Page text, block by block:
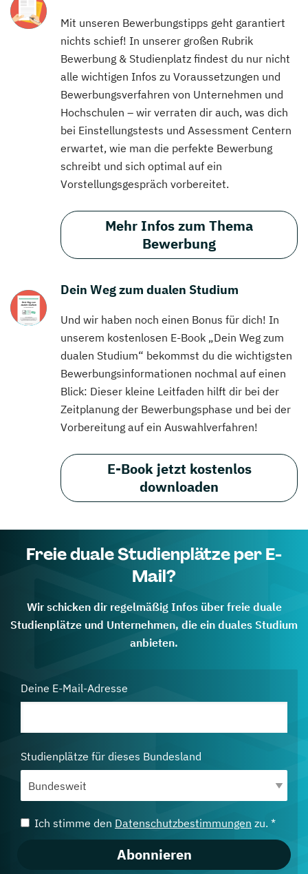
Mit unseren Bewerbungstipps geht garantiert
nichts schief! In unserer großen Rubrik
Bewerbung & Studienplatz findest du nur nicht
alle wichtigen Infos zu Voraussetzungen und
Bewerbungsverfahren von Unternehmen und
Hochschulen – wir verraten dir auch, was dich
bei Einstellungstests und Assessment Centern
erwartet, wie man die perfekte Bewerbung
schreibt und sich optimal auf ein
Vorstellungsgespräch vorbereitet.
Mehr Infos zum Thema
Bewerbung
Dein Weg zum dualen Studium
Und wir haben noch einen Bonus für dich! In
unserem kostenlosen E-Book „Dein Weg zum
dualen Studium“ bekommst du die wichtigsten
Bewerbungsinformationen nochmal auf einen
Blick: Dieser kleine Leitfaden hilft dir bei der
Zeitplanung der Bewerbungsphase und bei der
Vorbereitung auf ein Auswahlverfahren!
E-Book jetzt kostenlos
downloaden
Freie duale Studienplätze per E-
Mail?
Wir schicken dir regelmäßig Infos über freie duale
Studienplätze und Unternehmen, die ein duales Studium
anbieten.
Deine E-Mail-Adresse
Studienplätze für dieses Bundesland
Ich stimme den Datenschutzbestimmungen zu. *
Abonnieren